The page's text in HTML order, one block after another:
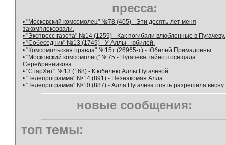
пресса:
• "Московский комсомолец" №78 (405) - Эти десять лет меня
закомплексовали.
• "Экспресс газета" №14 (1259) - Как погибали влюбленные в Пугачеву.
• "Собеседник" №13 (1749) - У Аллы - юбилей.
• "Комсомольская правда" №15т (26965-т) - Юбилей Примадонны.
• "Московский комсомолец" №75 - Пугачева тайно посещала
Серебренникова.
• "СтарХит" №13 (168) - К юбилею Аллы Пугачевой.
• "Телепрограмма" №14 (891) - Незнакомая Алла.
• "Телепрограмма" №10 (887) - Алла Пугачева опять разрешила весну.
новые сообщения:
топ темы: